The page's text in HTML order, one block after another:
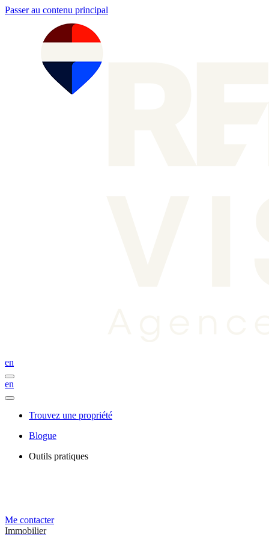
Passer au contenu principal
en
en
Trouvez une propriété
Blogue
Outils pratiques
Me contacter
Immobilier